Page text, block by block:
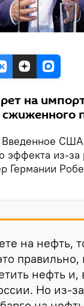
на
Введенное США
эффекта из-
Германии
на нефть,
нефть
Но из-